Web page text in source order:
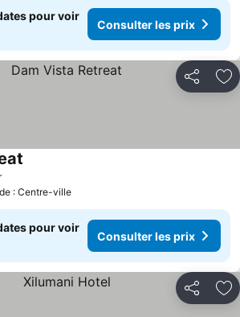
pour voir
Consulter les prix
Partager
de : Centre-ville
pour voir
Consulter les prix
Partager